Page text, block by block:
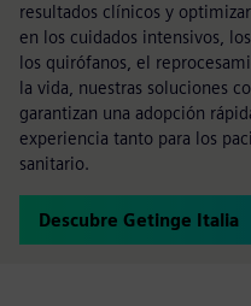
resultados clínicos y
en los cuidados intensivos,
los quirófanos, el
la vida, nuestras soluciones
garantizan una adopción
experiencia tanto para los
sanitario.
Descubre Getinge Italia